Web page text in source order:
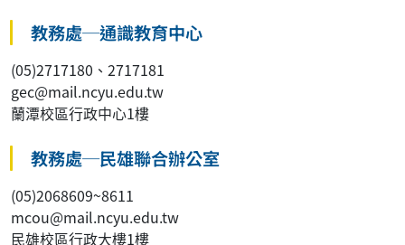
教務處─通識教育中心
(05)2717180、2717181
gec@mail.ncyu.edu.tw
蘭潭校區行政中心1樓
教務處─民雄聯合辦公室
(05)2068609~8611
mcou@mail.ncyu.edu.tw
民雄校區行政大樓1樓